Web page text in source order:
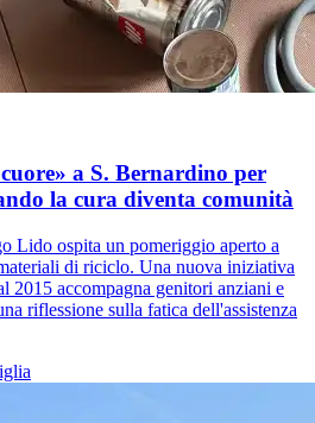
a S. Bernardino per
la cura diventa comunità
Lido ospita un pomeriggio aperto a
di riciclo. Una nuova iniziativa
2015 accompagna genitori anziani e
riflessione sulla fatica dell'assistenza